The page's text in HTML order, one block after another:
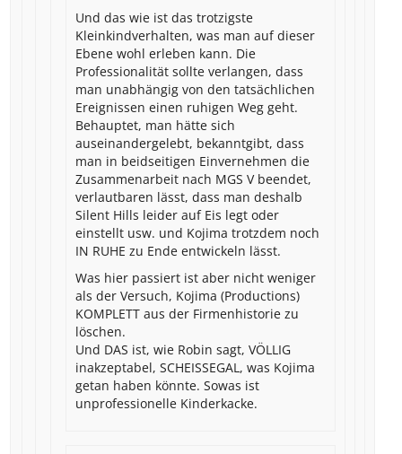
Und das wie ist das trotzigste
Kleinkindverhalten, was man auf dieser
Ebene wohl erleben kann. Die
Professionalität sollte verlangen, dass
man unabhängig von den tatsächlichen
Ereignissen einen ruhigen Weg geht.
Behauptet, man hätte sich
auseinandergelebt, bekanntgibt, dass
man in beidseitigen Einvernehmen die
Zusammenarbeit nach MGS V beendet,
verlautbaren lässt, dass man deshalb
Silent Hills leider auf Eis legt oder
einstellt usw. und Kojima trotzdem noch
IN RUHE zu Ende entwickeln lässt.
Was hier passiert ist aber nicht weniger
als der Versuch, Kojima (Productions)
KOMPLETT aus der Firmenhistorie zu
löschen.
Und DAS ist, wie Robin sagt, VÖLLIG
inakzeptabel, SCHEISSEGAL, was Kojima
getan haben könnte. Sowas ist
unprofessionelle Kinderkacke.